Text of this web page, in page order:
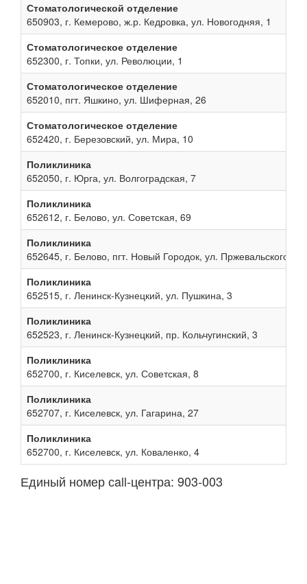
Стоматологической отделение
650903, г. Кемерово, ж.р. Кедровка, ул. Новогодняя, 1
Стоматологическое отделение
652300, г. Топки, ул. Революции, 1
Стоматологическое отделение
652010, пгт. Яшкино, ул. Шиферная, 26
Стоматологическое отделение
652420, г. Березовский, ул. Мира, 10
Поликлиника
652050, г. Юрга, ул. Волгоградская, 7
Поликлиника
652612, г. Белово, ул. Советская, 69
Поликлиника
652645, г. Белово, пгт. Новый Городок, ул. Пржевальского, 13
Поликлиника
652515, г. Ленинск-Кузнецкий, ул. Пушкина, 3
Поликлиника
652523, г. Ленинск-Кузнецкий, пр. Кольчугинский, 3
Поликлиника
652700, г. Киселевск, ул. Советская, 8
Поликлиника
652707, г. Киселевск, ул. Гагарина, 27
Поликлиника
652700, г. Киселевск, ул. Коваленко, 4
Единый номер сall-центра: 903-003